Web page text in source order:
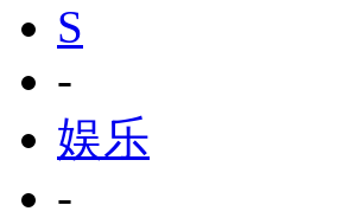
S
-
娱乐
-